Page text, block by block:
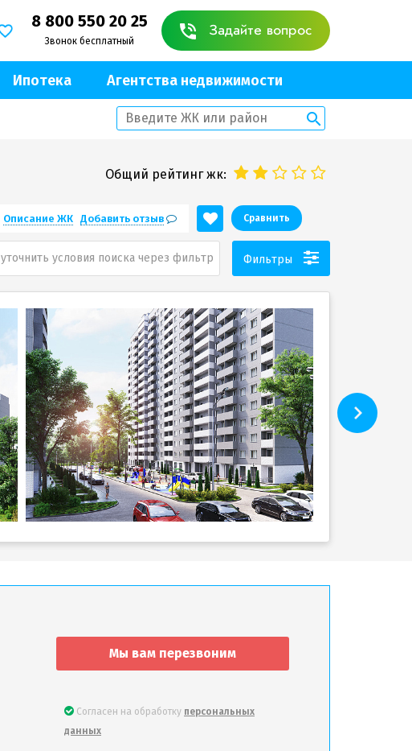
8 800 550 20 25
Звонок бесплатный
Задайте вопрос
Ипотека Агентства недвижимости
Общий рейтинг жк:
Описание ЖК Добавить отзыв Сравнить
условия поиска через фильтр Фильтры
Мы вам перезвоним
Согласен на обработку персональных
данных